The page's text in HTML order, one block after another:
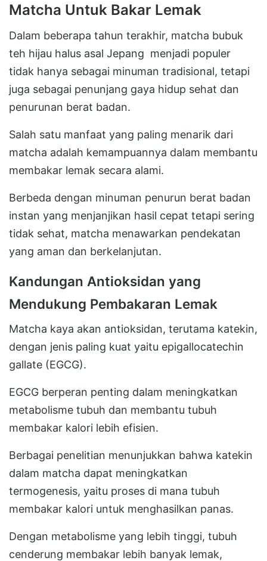
Matcha Untuk Bakar Lemak
Dalam beberapa tahun terakhir, matcha bubuk
teh hijau halus asal Jepang menjadi populer
tidak hanya sebagai minuman tradisional, tetapi
juga sebagai penunjang gaya hidup sehat dan
penurunan berat badan.
Salah satu manfaat yang paling menarik dari
matcha adalah kemampuannya dalam membantu
membakar lemak secara alami.
Berbeda dengan minuman penurun berat badan
instan yang menjanjikan hasil cepat tetapi sering
tidak sehat, matcha menawarkan pendekatan
yang aman dan berkelanjutan.
Kandungan Antioksidan yang
Mendukung Pembakaran Lemak
Matcha kaya akan antioksidan, terutama katekin,
dengan jenis paling kuat yaitu epigallocatechin
gallate (EGCG).
EGCG berperan penting dalam meningkatkan
metabolisme tubuh dan membantu tubuh
membakar kalori lebih efisien.
Berbagai penelitian menunjukkan bahwa katekin
dalam matcha dapat meningkatkan
termogenesis, yaitu proses di mana tubuh
membakar kalori untuk menghasilkan panas.
Dengan metabolisme yang lebih tinggi, tubuh
cenderung membakar lebih banyak lemak,